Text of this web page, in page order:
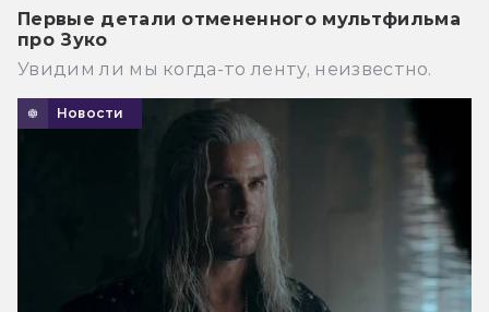
Первые детали отмененного мультфильма
про Зуко
Увидим ли мы когда-то ленту, неизвестно.
Новости